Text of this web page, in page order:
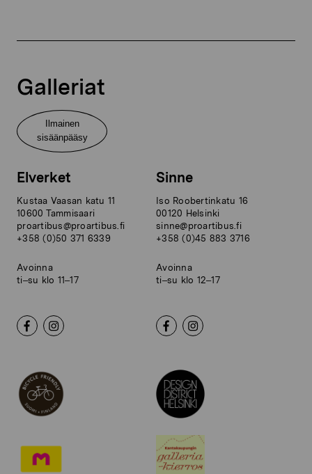
Galleriat
Ilmainen
sisäänpääsy
Elverket
Kustaa Vaasan katu 11
10600 Tammisaari
proartibus@proartibus.fi
+358 (0)50 371 6339
Avoinna
ti–su klo 11–17
Sinne
Iso Roobertinkatu 16
00120 Helsinki
sinne@proartibus.fi
+358 (0)45 883 3716
Avoinna
ti–su klo 12–17